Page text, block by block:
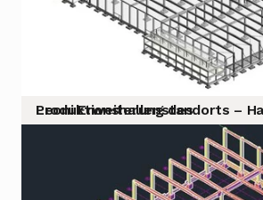
Leoni Erweiterung des